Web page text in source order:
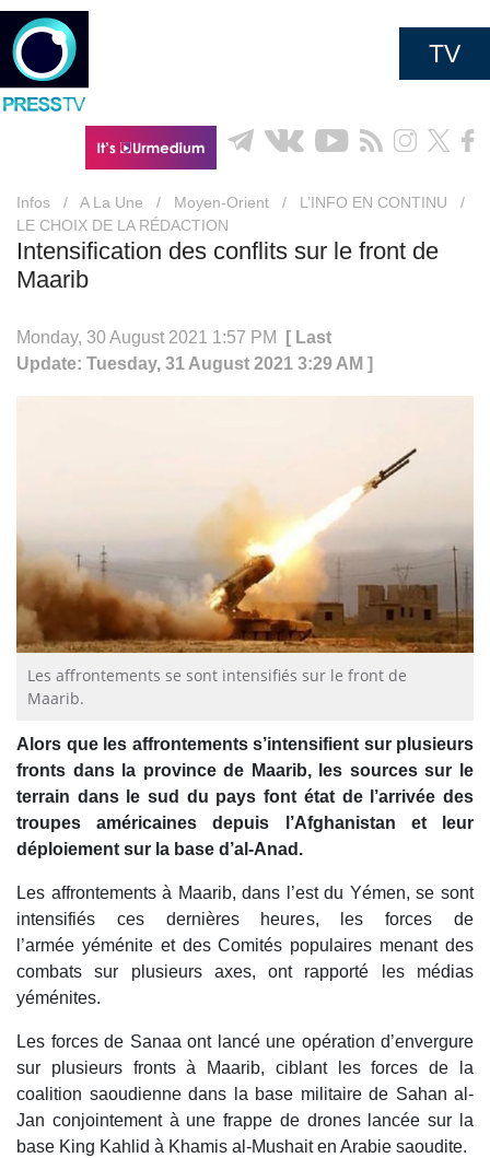
TV
Infos / A La Une / Moyen-Orient / L’INFO EN CONTINU
/
LE CHOIX DE LA RÉDACTION
Intensification des conflits sur le front de
Maarib
Monday, 30 August 2021 1:57 PM
[ Last
Update: Tuesday, 31 August 2021 3:29 AM ]
Les affrontements se sont intensifiés sur le front de
Maarib.
Alors que les affrontements s’intensifient sur plusieurs
fronts dans la province de Maarib, les sources sur le
terrain dans le sud du pays font état de l’arrivée des
troupes américaines depuis l’Afghanistan et leur
déploiement sur la base d’al-Anad.
Les affrontements à Maarib, dans l’est du Yémen, se sont
intensifiés ces dernières heures, les forces de
l’armée yéménite et des Comités populaires menant des
combats sur plusieurs axes, ont rapporté les médias
yéménites.
Les forces de Sanaa ont lancé une opération d’envergure
sur plusieurs fronts à Maarib, ciblant les forces de la
coalition saoudienne dans la base militaire de Sahan al-
Jan conjointement à une frappe de drones lancée sur la
base King Kahlid à Khamis al-Mushait en Arabie saoudite.